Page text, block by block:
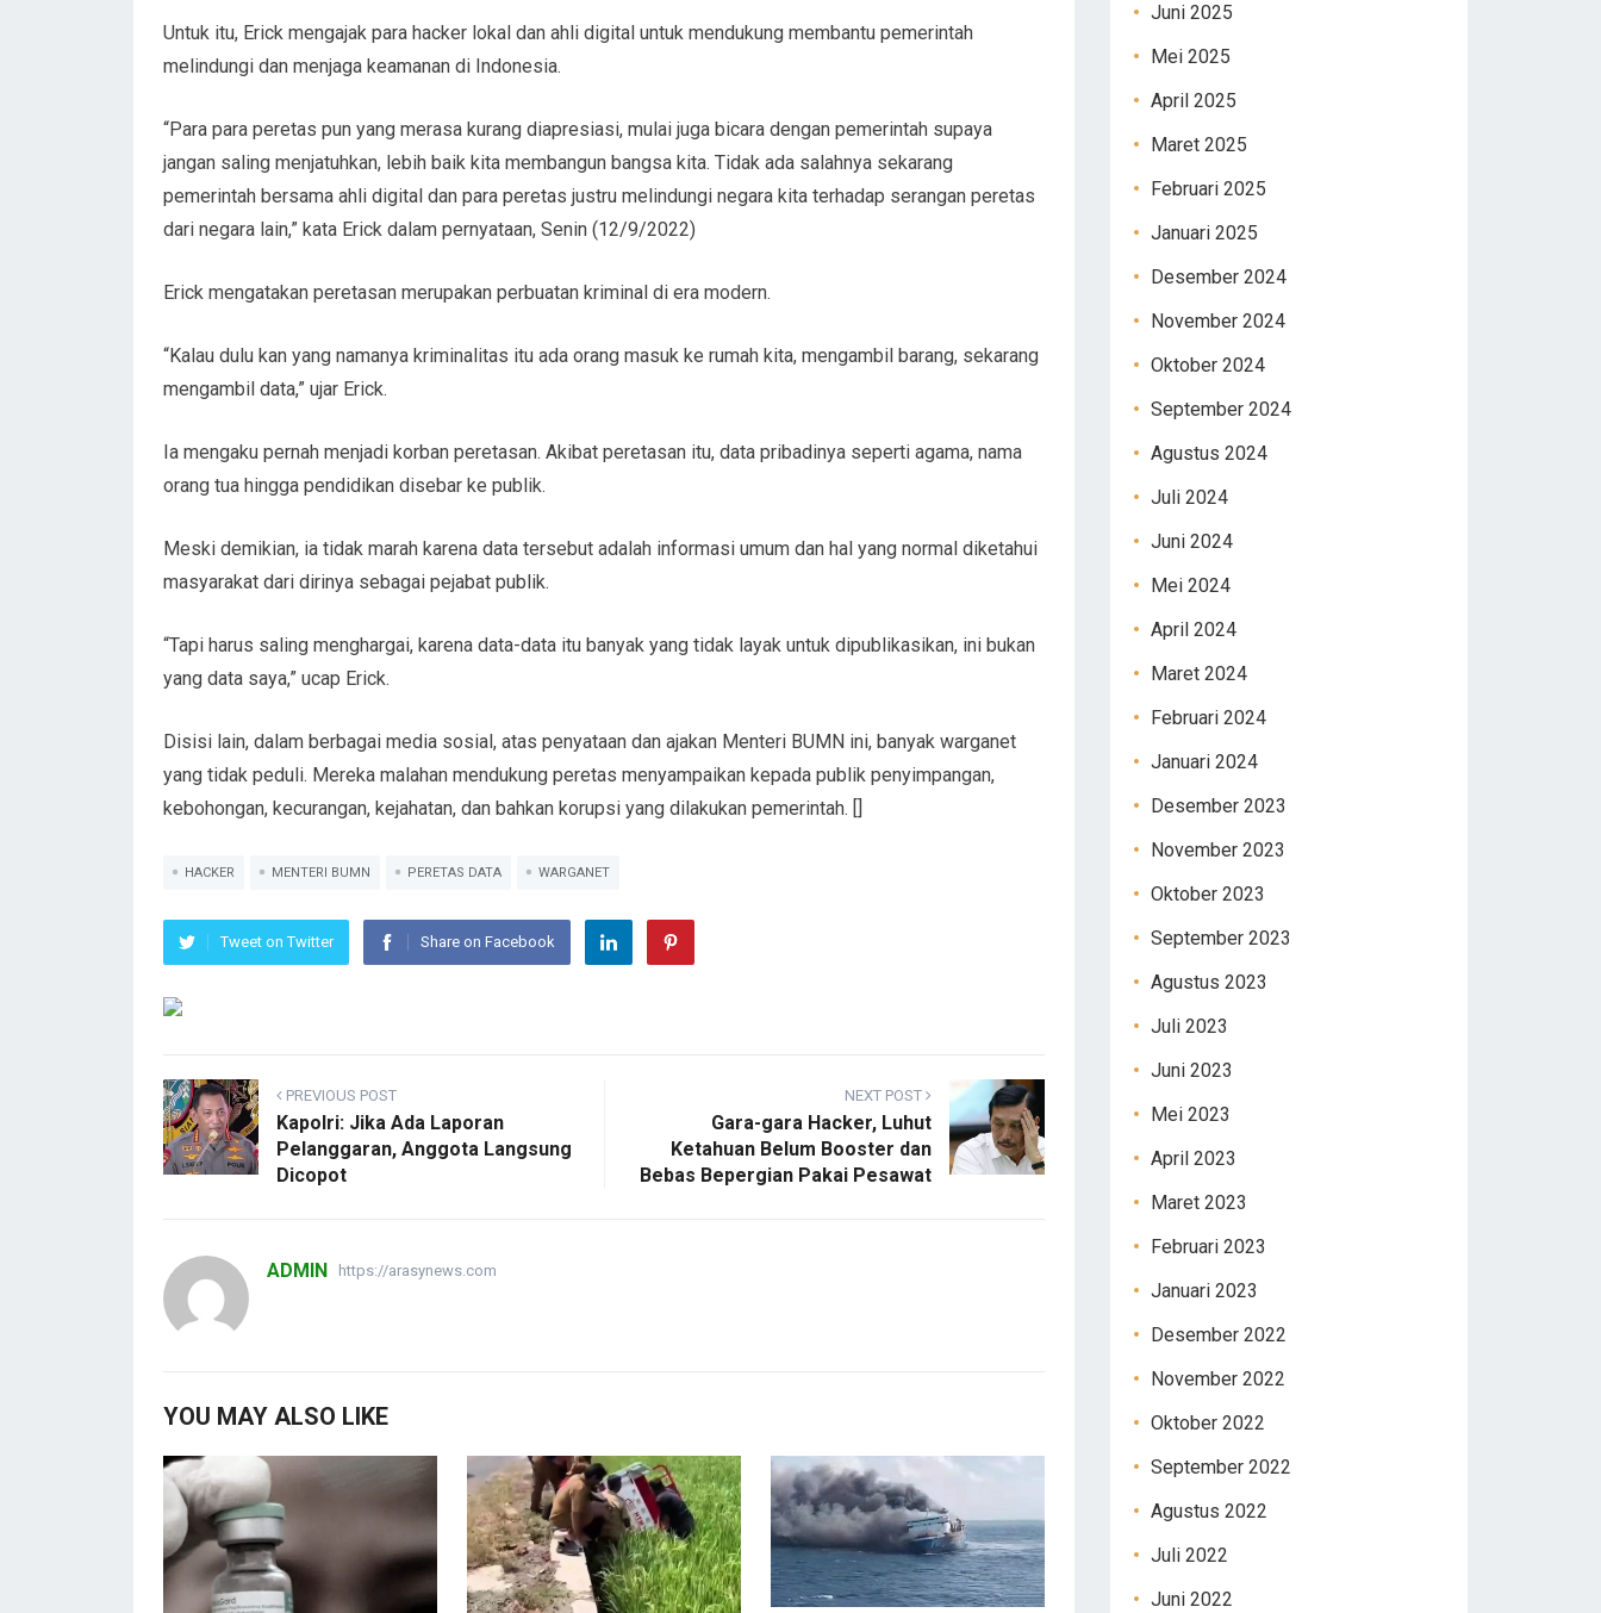
Untuk itu, Erick mengajak para hacker lokal dan ahli digital untuk mendukung membantu pemerintah
melindungi dan menjaga keamanan di Indonesia.
“Para para peretas pun yang merasa kurang diapresiasi, mulai juga bicara dengan pemerintah supaya
jangan saling menjatuhkan, lebih baik kita membangun bangsa kita. Tidak ada salahnya sekarang
pemerintah bersama ahli digital dan para peretas justru melindungi negara kita terhadap serangan peretas
dari negara lain,” kata Erick dalam pernyataan, Senin (12/9/2022)
Erick mengatakan peretasan merupakan perbuatan kriminal di era modern.
“Kalau dulu kan yang namanya kriminalitas itu ada orang masuk ke rumah kita, mengambil barang, sekarang
mengambil data,” ujar Erick.
Ia mengaku pernah menjadi korban peretasan. Akibat peretasan itu, data pribadinya seperti agama, nama
orang tua hingga pendidikan disebar ke publik.
Meski demikian, ia tidak marah karena data tersebut adalah informasi umum dan hal yang normal diketahui
masyarakat dari dirinya sebagai pejabat publik.
“Tapi harus saling menghargai, karena data-data itu banyak yang tidak layak untuk dipublikasikan, ini bukan
yang data saya,” ucap Erick.
Disisi lain, dalam berbagai media sosial, atas penyataan dan ajakan Menteri BUMN ini, banyak warganet
yang tidak peduli. Mereka malahan mendukung peretas menyampaikan kepada publik penyimpangan,
kebohongan, kecurangan, kejahatan, dan bahkan korupsi yang dilakukan pemerintah. []
HACKER MENTERI BUMN PERETAS DATA WARGANET
Tweet on Twitter Share on Facebook
PREVIOUS POST
Kapolri: Jika Ada Laporan
Pelanggaran, Anggota Langsung
Dicopot
NEXT POST
Gara-gara Hacker, Luhut
Ketahuan Belum Booster dan
Bebas Bepergian Pakai Pesawat
ADMIN https://arasynews.com
YOU MAY ALSO LIKE
Juni 2025
Mei 2025
April 2025
Maret 2025
Februari 2025
Januari 2025
Desember 2024
November 2024
Oktober 2024
September 2024
Agustus 2024
Juli 2024
Juni 2024
Mei 2024
April 2024
Maret 2024
Februari 2024
Januari 2024
Desember 2023
November 2023
Oktober 2023
September 2023
Agustus 2023
Juli 2023
Juni 2023
Mei 2023
April 2023
Maret 2023
Februari 2023
Januari 2023
Desember 2022
November 2022
Oktober 2022
September 2022
Agustus 2022
Juli 2022
Juni 2022